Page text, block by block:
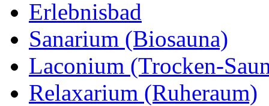
Erlebnisbad
Sanarium (Biosauna)
Laconium (Trocken-
Relaxarium (Ruheraum)